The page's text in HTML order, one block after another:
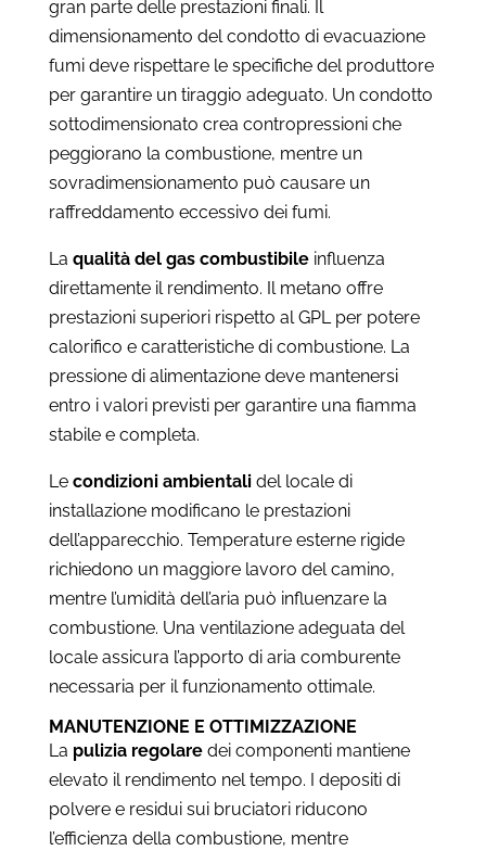
gran parte delle prestazioni finali. Il
dimensionamento del condotto di evacuazione
fumi deve rispettare le specifiche del produttore
per garantire un tiraggio adeguato. Un condotto
sottodimensionato crea contropressioni che
peggiorano la combustione, mentre un
sovradimensionamento può causare un
raffreddamento eccessivo dei fumi.
La qualità del gas combustibileinfluenza
direttamente il rendimento. Il metano offre
prestazioni superiori rispetto al GPL per potere
calorifico e caratteristiche di combustione. La
pressione di alimentazione deve mantenersi
entro i valori previsti per garantire una fiamma
stabile e completa.
Le condizioni ambientalidel locale di
installazione modificano le prestazioni
dell’apparecchio. Temperature esterne rigide
richiedono un maggiore lavoro del camino,
mentre l’umidità dell’aria può influenzare la
combustione. Una ventilazione adeguata del
locale assicura l’apporto di aria comburente
necessaria per il funzionamento ottimale.
MANUTENZIONE E OTTIMIZZAZIONE
La pulizia regolaredei componenti mantiene
elevato il rendimento nel tempo. I depositi di
polvere e residui sui bruciatori riducono
l’efficienza della combustione, mentre